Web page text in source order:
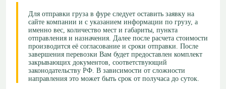
Для отправки груза в фуре следует оставить заявку на
сайте компании и с указанием информации по грузу, а
именно вес, количество мест и габариты, пункта
отправления и назначения. Далее после расчета стоимости
производится её согласование и сроки отправки. После
завершения перевозки Вам будет предоставлен комплект
закрывающих документов, соответствующий
законодательству РФ. В зависимости от сложности
направления это может быть срок от получаса до суток.